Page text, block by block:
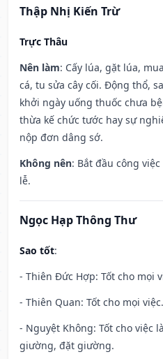
Thập Nhị Kiến Trừ
Trực Thâu
Nên làm: Cấy lúa, gặt lúa,
cá, tu sửa cây cối. Động thổ,
khởi ngày uống thuốc chưa
thừa kế chức tước hay sự
nộp đơn dâng sớ.
Không nên: Bắt đầu công
lễ.
Ngọc Hạp Thông Thư
Sao tốt:
- Thiên Đức Hợp: Tốt cho mọi
- Thiên Quan: Tốt cho mọi việc.
- Nguyệt Không: Tốt cho việc
giường, đặt giường.